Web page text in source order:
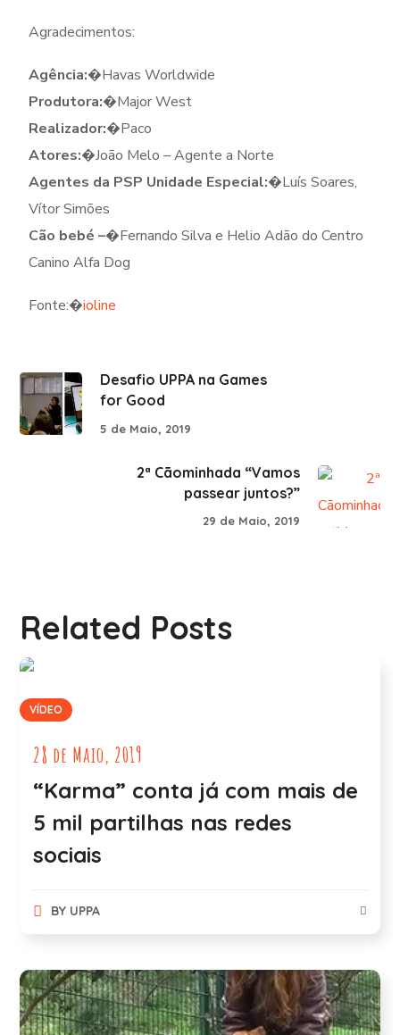
Agradecimentos:
Agência:�Havas Worldwide
Produtora:�Major West
Realizador:�Paco
Atores:�João Melo – Agente a Norte
Agentes da PSP Unidade Especial:�Luís Soares,
Vítor Simões
Cão bebé –�Fernando Silva e Helio Adão do Centro
Canino Alfa Dog
Fonte:�ioline
Desafio UPPA na Games
for Good
5 de Maio, 2019
2ª Cãominhada “Vamos
passear juntos?”
29 de Maio, 2019
Related Posts
VÍDEO
28 de Maio, 2019
“Karma” conta já com mais de
5 mil partilhas nas redes
sociais
BY UPPA